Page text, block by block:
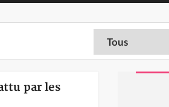
par les